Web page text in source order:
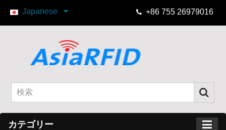
Japanese +86 755 26979016
カテゴリー